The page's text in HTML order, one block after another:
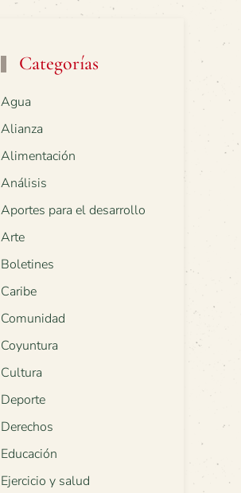
Categorías
Agua
Alianza
Alimentación
Análisis
Aportes para el desarrollo
Arte
Boletines
Caribe
Comunidad
Coyuntura
Cultura
Deporte
Derechos
Educación
Ejercicio y salud